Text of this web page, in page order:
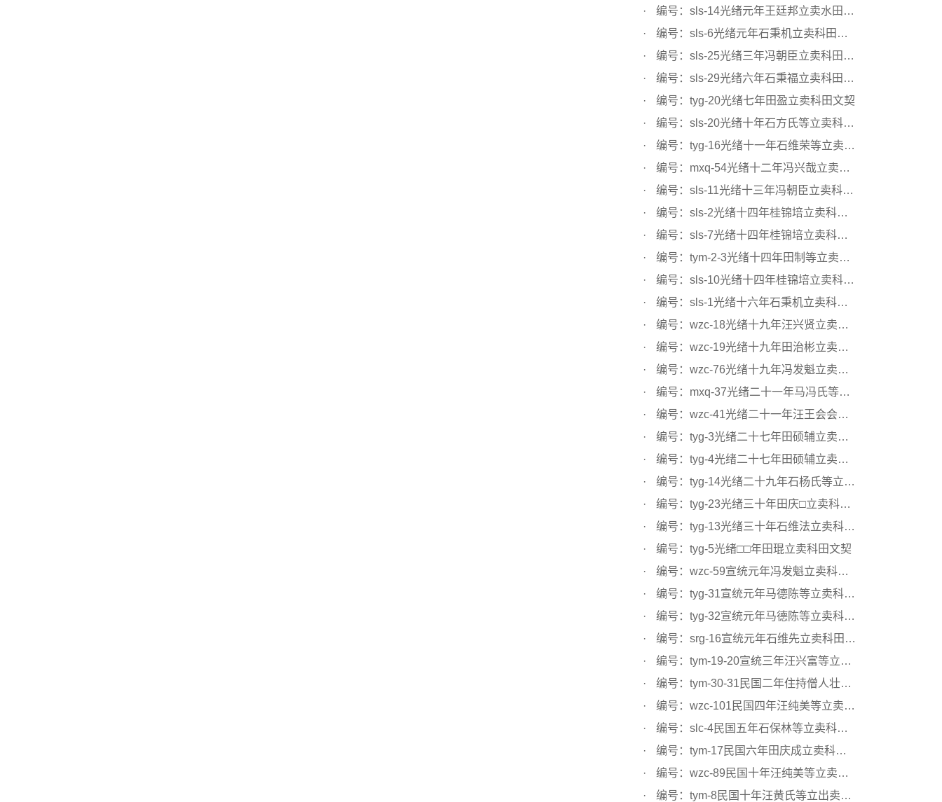
编号：sls-14光绪元年王廷邦立卖水田文契
编号：sls-6光绪元年石秉机立卖科田文契
编号：sls-25光绪三年冯朝臣立卖科田文契
编号：sls-29光绪六年石秉福立卖科田文契
编号：tyg-20光绪七年田盈立卖科田文契
编号：sls-20光绪十年石方氏等立卖科田文契
编号：tyg-16光绪十一年石维荣等立卖科田文契
编号：mxq-54光绪十二年冯兴哉立卖科田文契
编号：sls-11光绪十三年冯朝臣立卖科田文契
编号：sls-2光绪十四年桂锦培立卖科田文契
编号：sls-7光绪十四年桂锦培立卖科田文契
编号：tym-2-3光绪十四年田制等立卖科田文契
编号：sls-10光绪十四年桂锦培立卖科田文契
编号：sls-1光绪十六年石秉机立卖科田文契
编号：wzc-18光绪十九年汪兴贤立卖科田文契
编号：wzc-19光绪十九年田治彬立卖科田文契
编号：wzc-76光绪十九年冯发魁立卖科田文契
编号：mxq-37光绪二十一年马冯氏等立卖科田文契
编号：wzc-41光绪二十一年汪王会会首立卖科田文契
编号：tyg-3光绪二十七年田硕辅立卖科田文契
编号：tyg-4光绪二十七年田硕辅立卖科田文契
编号：tyg-14光绪二十九年石杨氏等立卖科田文契
编号：tyg-23光绪三十年田庆□立卖科田文契
编号：tyg-13光绪三十年石维法立卖科田文契
编号：tyg-5光绪□□年田琨立卖科田文契
编号：wzc-59宣统元年冯发魁立卖科田文契
编号：tyg-31宣统元年马德陈等立卖科田文契
编号：tyg-32宣统元年马德陈等立卖科田文契
编号：srg-16宣统元年石维先立卖科田文契
编号：tym-19-20宣统三年汪兴富等立卖科田文契
编号：tym-30-31民国二年住持僧人壮和立卖科田文契
编号：wzc-101民国四年汪纯美等立卖科田文契
编号：slc-4民国五年石保林等立卖科田文契
编号：tym-17民国六年田庆成立卖科田文契
编号：wzc-89民国十年汪纯美等立卖秧田文契
编号：tym-8民国十年汪黄氏等立出卖科田文契